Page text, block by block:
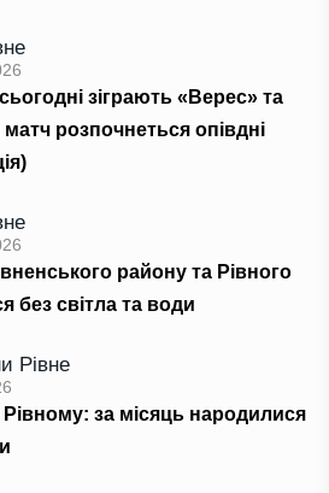
зіграють «Верес» та
розпочнеться опівдні
району та Рівного
без світла та води
Рівне
Рівному: за місяць народилися